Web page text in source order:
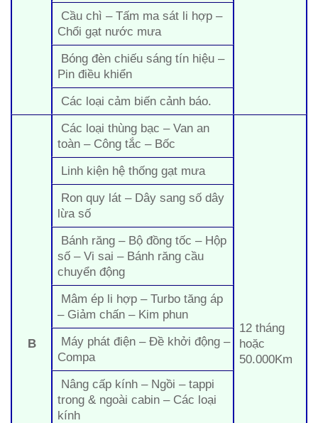
Cầu chì – Tấm ma sát li hợp –
Chổi gạt nước mưa
Bóng đèn chiếu sáng tín hiệu –
Pin điều khiển
Các loại cảm biến cảnh báo.
B
Các loại thùng bạc – Van an
toàn – Công tắc – Bốc
12 tháng
hoặc
50.000Km
Linh kiện hệ thống gạt mưa
Ron quy lát – Dây sang số dây
lừa số
Bánh răng – Bộ đồng tốc – Hộp
số – Vi sai – Bánh răng cầu
chuyển động
Mâm ép li hợp – Turbo tăng áp
– Giảm chấn – Kim phun
Máy phát điện – Đề khởi động –
Compa
Nâng cấp kính – Ngồi – tappi
trong & ngoài cabin – Các loại
kính